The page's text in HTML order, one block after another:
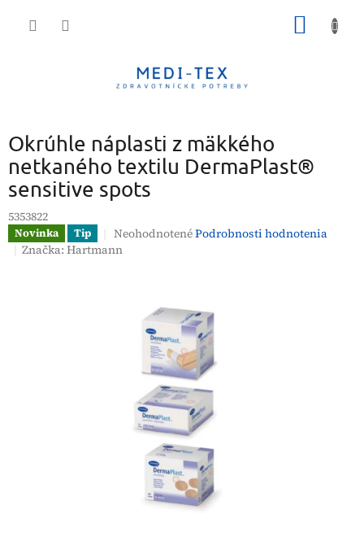
Okrúhle náplasti z mäkkého
netkaného textilu DermaPlast®
sensitive spots
5353822
Novinka Tip
Priemerné
hodnotenie
hviezdičiek.
NeohodnotenéPodrobnosti hodnotenia
Značka:Hartmann